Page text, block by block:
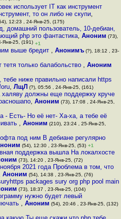
использует IT как инструмент
то он либо не скупи,
12:23 , 24-Янв-25, (175)
домашний пользователь, 10-дебиан,
php это фантастика, Аноним (73),
Янв-25, (191) +1
выше бредит , Анонимъ(?), 18:12 , 23-
только балабольство ,Аноним
ниже правильно написали https
, ЛщЛ (?), 05:56 , 24-Янв-25, (161)
халяву должны еще поддержку круче
, Аноним (73), 17:08 , 24-Янв-25,
- Есть- Но её нет- Ха-ха, а тебе её
,Аноним (210), 23:24 , 25-Янв-25,
под ним В дебиане регулярно
(54), 12:30 , 23-Янв-25, (53) +1
поддержка вышла На локалхосте
(73), 14:20 , 23-Янв-25, (72)
2021 года Проблема в том, что
Аноним (54), 14:38 , 23-Янв-25, (76)
packages sury org php pool main
(73), 18:37 , 23-Янв-25, (104)
нужно будет левый
, Аноним (54), 20:46 , 23-Янв-25, (132)